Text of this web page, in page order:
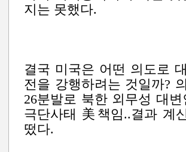
지는 못했다.
결국 미국은 어떤 의도로
전을 강행하려는 것일까?
26분발로 북한 외무성 대
극단사태 美책임..결과 계
떴다.